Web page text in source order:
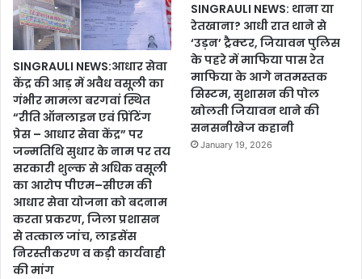
SINGRAULI NEWS:आधार सेवा
केंद्र की आड़ में अवैध वसूली का
गंभीर मामला बरगवां स्थित
“रीति ऑनलाइन एवं प्रिंटिंग
प्रेस – आधार सेवा केंद्र” पर
जन्मतिथि सुधार के नाम पर तय
सरकारी शुल्क से अधिक वसूली
का आरोप पीएम–सीएम की
आधार सेवा योजना को बदनाम
करता प्रकरण, जिला प्रशासन
से तत्काल जांच, लाइसेंस
निरस्तीकरण व कड़ी कार्यवाही
की मांग
SINGRAULI NEWS: थाना या
रेतखाना? आधी रात थाने से
‘उड़न’ ट्रैक्टर, जियावन पुलिस
के पहरे में माफिया पास रेत
माफिया के आगे नतमस्तक
सिस्टम, सुशासन की पोल
खोलती जियावन थाने की
सनसनीखेज कहानी
January 19, 2026